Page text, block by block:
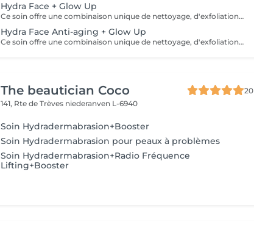
Hydra Face + Glow Up
Ce soin offre une combinaison unique de nettoyage, d'exfoliation, d'extraction, d'hydratation et de protection pour une peau éclatante et nettoyée en profondeur: les pores sont resserrés, le teint éclairci, le grain de peau lissé, les ridules estompées, un visage hydraté et régénéré. Il est adapté à tous les types de peau, dès 12 ans pour un nettoyage en profondeur. *** Idéal en cure de 4 soins pour des résultats optimum*** Demandez-moi des renseignements, je me ferai un plaisir de vous conseiller...
Hydra Face Anti-aging + Glow Up
Ce soin offre une combinaison unique de nettoyage, d'exfoliation, d'extraction, d'hydratation et de protection pour une peau éclatante et nettoyée en profondeur: les pores sont resserrés, le teint éclairci, le grain de peau lissé, les ridules estompées, un visage hydraté, stimulé et raffermit. Il est adapté à tous les types de peau, en prévention anti-âge à partir de 25 ans... *** Recommandé en cure de 4 soins pour des résultats optimum*** Demandez-moi des renseignements, je me ferai un plaisir de vous conseiller.
The beautician Coco
20
141, Rte de Trèves niederanven L-6940
Soin Hydradermabrasion+Booster
Soin Hydradermabrasion pour peaux à problèmes
Soin Hydradermabrasion+Radio Fréquence
Lifting+Booster